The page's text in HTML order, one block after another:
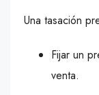
Una tasación
Fijar un
venta.